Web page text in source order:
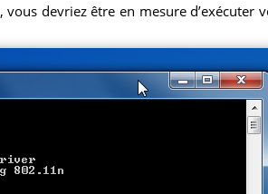
, vous devriez être en mesure d’exécuter